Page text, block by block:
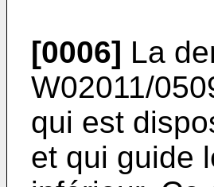
[0006] La
W02011/
qui est
et qui guide